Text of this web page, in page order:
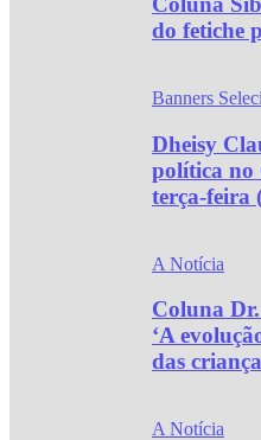
do fetiche
Banners
Dheisy
política
terça-feira
A Notícia
Coluna
‘A
das
A Notícia